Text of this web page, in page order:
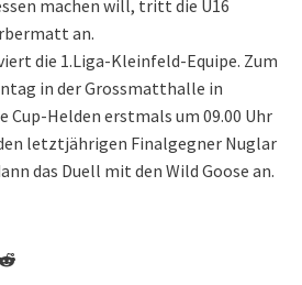
machen will, tritt die U16
an.
die 1.Liga-Kleinfeld-Equipe. Zum
in der Grossmatthalle in
Cup-Helden erstmals um 09.00 Uhr
letztjährigen Finalgegner Nuglar
das Duell mit den Wild Goose an.